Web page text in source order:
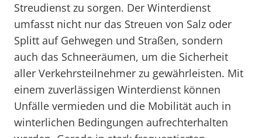
Streudienst zu sorgen. Der Winterdienst
umfasst nicht nur das Streuen von Salz oder
Splitt auf Gehwegen und Straßen, sondern
auch das Schneeräumen, um die Sicherheit
aller Verkehrsteilnehmer zu gewährleisten. Mit
einem zuverlässigen Winterdienst können
Unfälle vermieden und die Mobilität auch in
winterlichen Bedingungen aufrechterhalten